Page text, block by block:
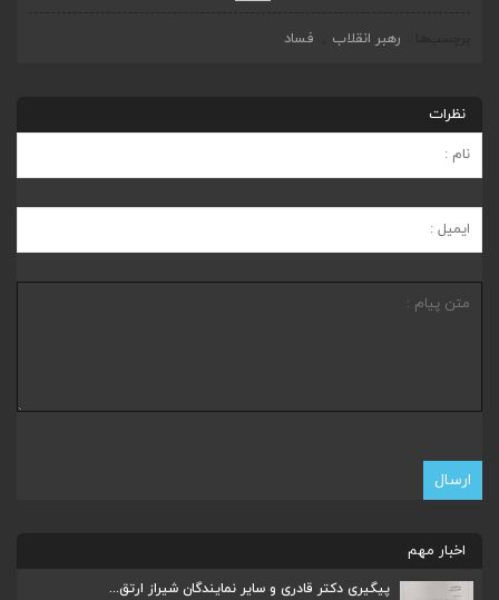
رهبر انقلاب فساد
نظرات
اخبار مهم
پیگیری دکتر قادری و سایر نمایندگان شیراز ارتق...